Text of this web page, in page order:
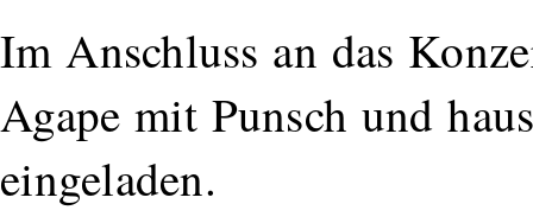
Im Anschluss an das
Agape mit Punsch und
eingeladen.